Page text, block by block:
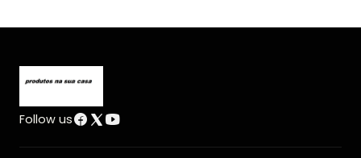
Follow us